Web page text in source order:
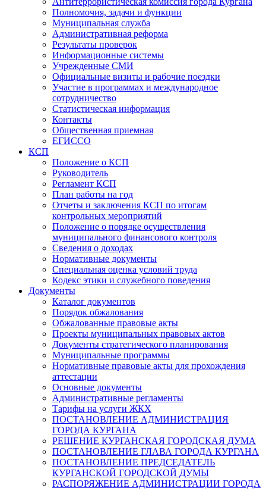
Полномочия, задачи и функции
Муниципальная служба
Административная реформа
Результаты проверок
Информационные системы
Учрежденные СМИ
Официальные визиты и рабочие поездки
Участие в программах и международное
сотрудничество
Статистическая информация
Контакты
Общественная приемная
ЕГИССО
КСП
Положение о КСП
Руководитель
Регламент КСП
План работы на год
Отчеты и заключения КСП по итогам
контрольных мероприятий
Положение о порядке осуществления
муниципального финансового контроля
Сведения о доходах
Нормативные документы
Специальная оценка условий труда
Кодекс этики и служебного поведения
Документы
Каталог документов
Порядок обжалования
Обжалованные правовые акты
Проекты муниципальных правовых актов
Документы стратегического планирования
Муниципальные программы
Нормативные правовые акты для прохождения
аттестации
Основные документы
Административные регламенты
Тарифы на услуги ЖКХ
ПОСТАНОВЛЕНИЕ АДМИНИСТРАЦИЯ
ГОРОДА КУРГАНА
РЕШЕНИЕ КУРГАНСКАЯ ГОРОДСКАЯ ДУМА
ПОСТАНОВЛЕНИЕ ГЛАВА ГОРОДА КУРГАНА
ПОСТАНОВЛЕНИЕ ПРЕДСЕДАТЕЛЬ
КУРГАНСКОЙ ГОРОДСКОЙ ДУМЫ
РАСПОРЯЖЕНИЕ АДМИНИСТРАЦИИ ГОРОДА